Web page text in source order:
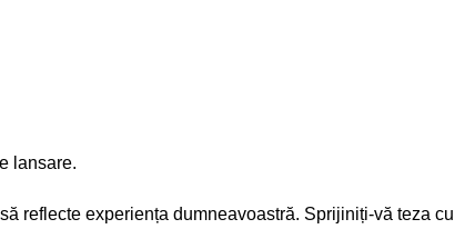
lansare.
reflecte experiența dumneavoastră. Sprijiniți-vă teza cu